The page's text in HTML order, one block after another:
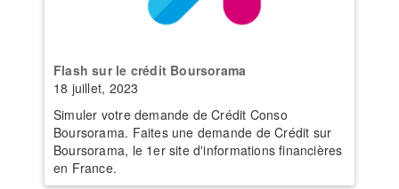
Flash sur le crédit Boursorama
18 juillet, 2023
Simuler votre demande de Crédit Conso
Boursorama. Faites une demande de Crédit sur
Boursorama, le 1er site d'informations financières
en France.